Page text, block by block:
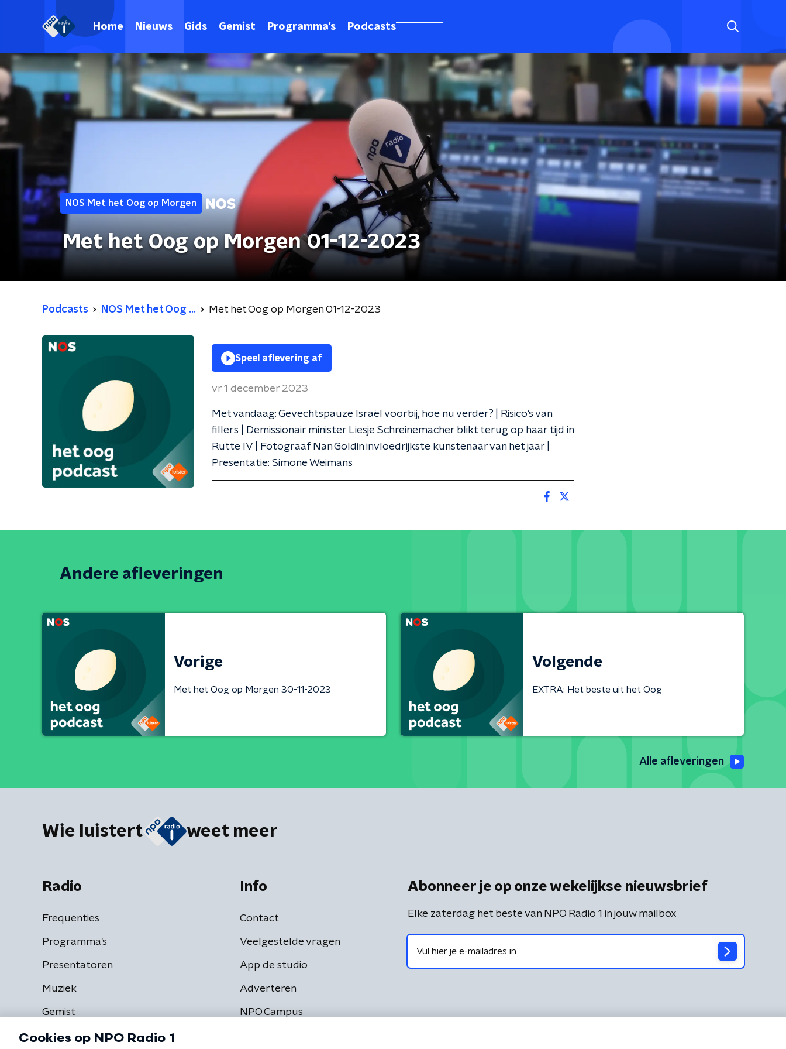
Home Nieuws Gids Gemist Programma's Podcasts
NOS Met het Oog op Morgen
Met het Oog op Morgen 01-12-2023
Podcasts NOS Met het Oog ... Met het Oog op Morgen 01-12-2023
Speel aflevering af
vr 1 december 2023
Met vandaag: Gevechtspauze Israël voorbij, hoe nu verder? | Risico's van
fillers | Demissionair minister Liesje Schreinemacher blikt terug op haar tijd in
Rutte IV | Fotograaf Nan Goldin invloedrijkste kunstenaar van het jaar |
Presentatie: Simone Weimans
Andere afleveringen
Vorige
Met het Oog op Morgen 30-11-2023
Volgende
EXTRA: Het beste uit het Oog
Alle afleveringen
Wie luistert weet meer
Radio
Frequenties
Programma's
Presentatoren
Muziek
Gemist
Info
Contact
Veelgestelde vragen
App de studio
Adverteren
NPO Campus
Abonneer je op onze wekelijkse nieuwsbrief
Elke zaterdag het beste van NPO Radio 1 in jouw mailbox